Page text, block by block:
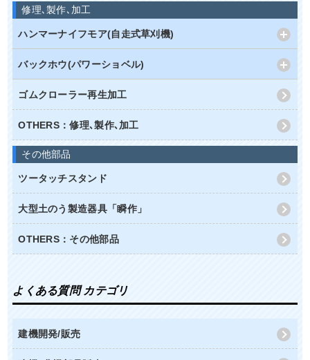
修理､製作､加工
ハンマーナイフモア(自走式草刈機)
バックホウ(パワーショベル)
ゴムクローラー再生加工
OTHERS：修理､製作､加工
その他部品
ツータッチスタンド
大型土のう製造器具「瞬作」
OTHERS：その他部品
よくある質問 カテゴリ
建機開発/販売